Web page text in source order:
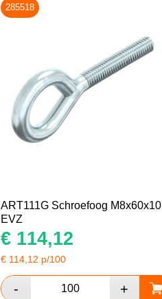
285518
ART111G Schroefoog M8x60x10
EVZ
€ 114,12
€ 114,12 p/100